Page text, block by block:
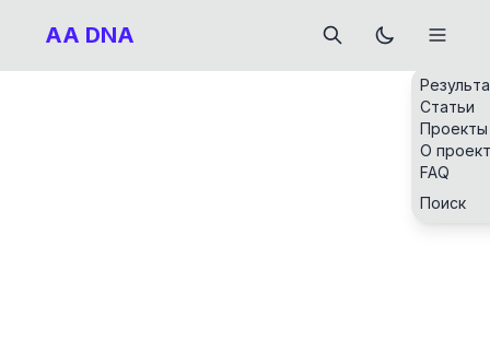
AA DNA
Статьи
Проекты
О
FAQ
Поиск